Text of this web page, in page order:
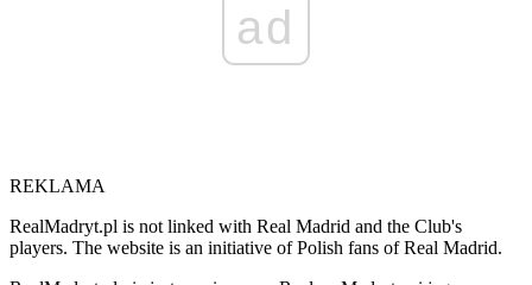
ad
REKLAMA
RealMadryt.pl is not linked with Real Madrid and the Club's
players. The website is an initiative of Polish fans of Real Madrid.